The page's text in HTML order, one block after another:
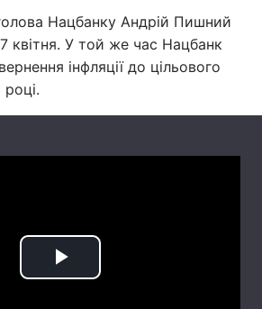
Нацбанку Андрій Пишний
квітня. У той же час Нацбанк
інфляції до цільового